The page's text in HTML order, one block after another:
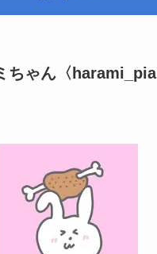
ちゃん〈